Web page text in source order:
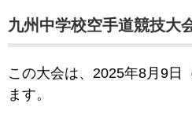
九州中学校空手道競技大
この大会は、 2025年8月9日
ます。